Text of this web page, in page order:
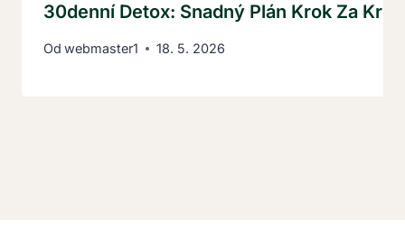
30denní Detox: Snadný Plán Krok Za
Od webmaster1 18. 5. 2026